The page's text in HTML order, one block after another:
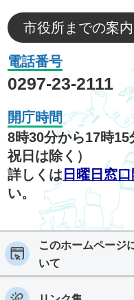
市役所までの案内
電話番号
0297-23-2111
開庁時間
8時30分から17時
祝日は除く）
詳しくは 日曜日窓
い。
このホームページ
いて